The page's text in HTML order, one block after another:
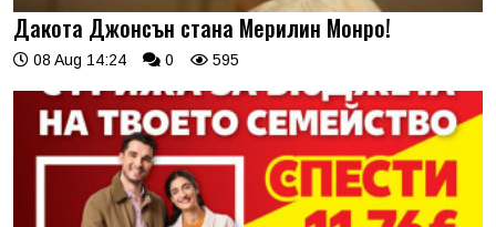
Дакота Джонсън стана Мерилин Монро!
08 Aug 14:24 0 595